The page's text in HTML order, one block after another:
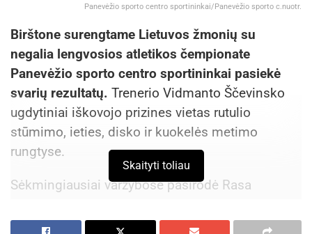
Panevėžio sporto centro sportininkai/Panevėžio sporto c.nuotr.
Birštone surengtame Lietuvos žmonių su
negalia lengvosios atletikos čempionate
Panevėžio sporto centro sportininkai pasiekė
svarių rezultatų. Trenerio Vidmanto Ščevinsko
ugdytiniai iškovojo prizines vietas rutulio
stūmimo, ieties, disko ir kuokelės metimo
rungtyse.
Sėkmingiausiai varžybose pasirodė Rasa
Sportininkė disko metimo rungtyje iškovojo
Skaityti toliau